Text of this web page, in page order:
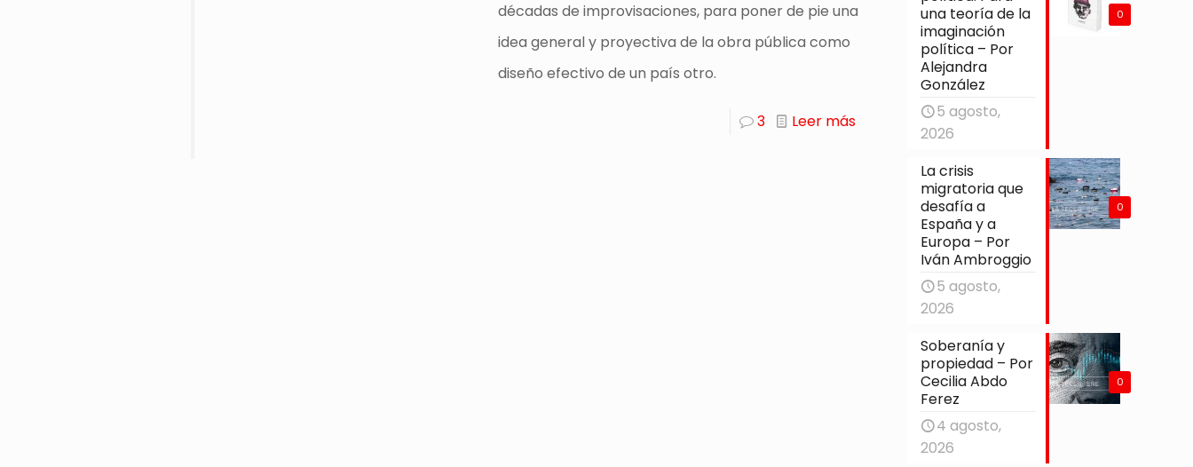
décadas de improvisaciones, para poner de pie una
idea general y proyectiva de la obra pública como
diseño efectivo de un país otro.
3 Leer más
0
una teoría de la
imaginación
política – Por
Alejandra
González
5 agosto,
2026
0
La crisis
migratoria que
desafía a
España y a
Europa – Por
Iván Ambroggio
5 agosto,
2026
0
Soberanía y
propiedad – Por
Cecilia Abdo
Ferez
4 agosto,
2026